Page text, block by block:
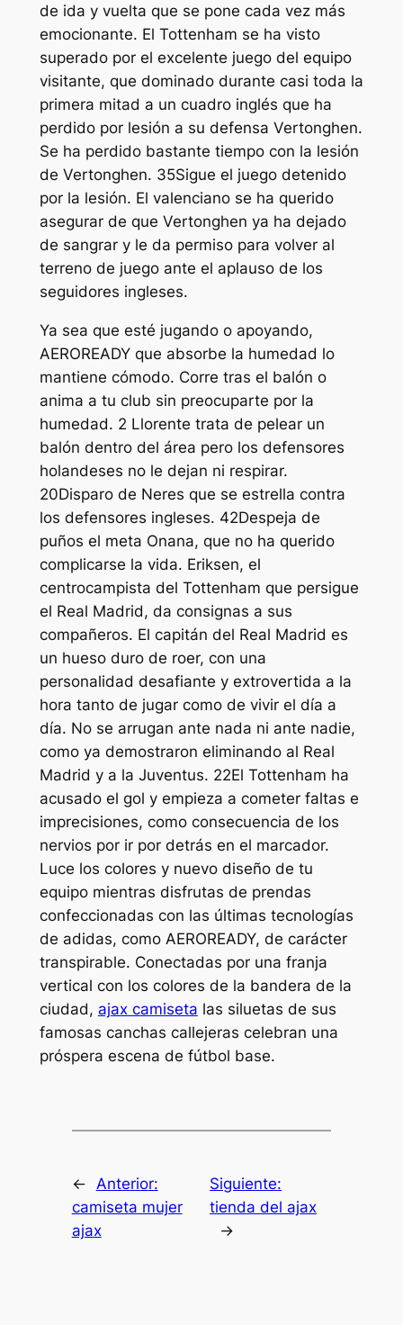
de ida y vuelta que se pone cada vez más
emocionante. El Tottenham se ha visto
superado por el excelente juego del equipo
visitante, que dominado durante casi toda la
primera mitad a un cuadro inglés que ha
perdido por lesión a su defensa Vertonghen.
Se ha perdido bastante tiempo con la lesión
de Vertonghen. 35Sigue el juego detenido
por la lesión. El valenciano se ha querido
asegurar de que Vertonghen ya ha dejado
de sangrar y le da permiso para volver al
terreno de juego ante el aplauso de los
seguidores ingleses.
Ya sea que esté jugando o apoyando,
AEROREADY que absorbe la humedad lo
mantiene cómodo. Corre tras el balón o
anima a tu club sin preocuparte por la
humedad. 2 Llorente trata de pelear un
balón dentro del área pero los defensores
holandeses no le dejan ni respirar.
20Disparo de Neres que se estrella contra
los defensores ingleses. 42Despeja de
puños el meta Onana, que no ha querido
complicarse la vida. Eriksen, el
centrocampista del Tottenham que persigue
el Real Madrid, da consignas a sus
compañeros. El capitán del Real Madrid es
un hueso duro de roer, con una
personalidad desafiante y extrovertida a la
hora tanto de jugar como de vivir el día a
día. No se arrugan ante nada ni ante nadie,
como ya demostraron eliminando al Real
Madrid y a la Juventus. 22El Tottenham ha
acusado el gol y empieza a cometer faltas e
imprecisiones, como consecuencia de los
nervios por ir por detrás en el marcador.
Luce los colores y nuevo diseño de tu
equipo mientras disfrutas de prendas
confeccionadas con las últimas tecnologías
de adidas, como AEROREADY, de carácter
transpirable. Conectadas por una franja
vertical con los colores de la bandera de la
ciudad, ajax camiseta las siluetas de sus
famosas canchas callejeras celebran una
próspera escena de fútbol base.
← Anterior:
camiseta mujer
ajax
Siguiente:
tienda del ajax
→